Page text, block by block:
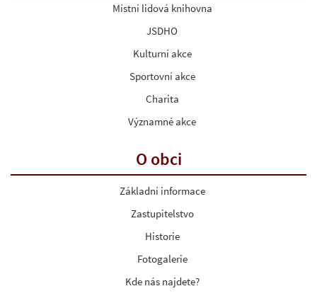
Místní lidová knihovna
JSDHO
Kulturní akce
Sportovní akce
Charita
Významné akce
O obci
Základní informace
Zastupitelstvo
Historie
Fotogalerie
Kde nás najdete?